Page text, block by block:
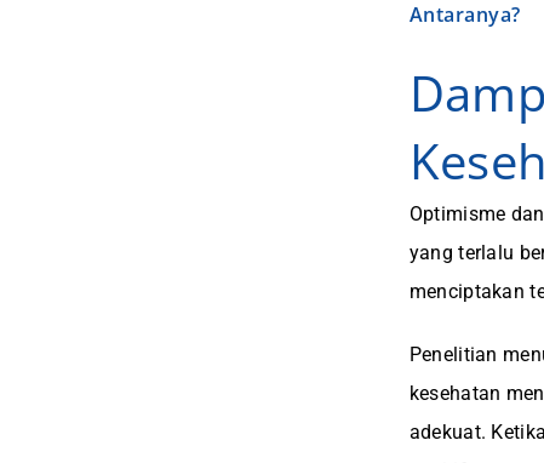
Antaranya?
Optimisme
yang terlalu
menciptakan
Penelitian
kesehatan
adekuat.